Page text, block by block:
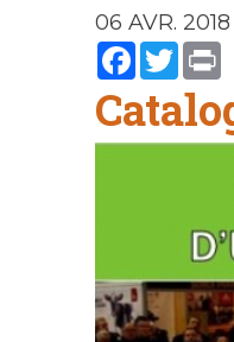
06 AVR. 2018
Facebook
Twitter